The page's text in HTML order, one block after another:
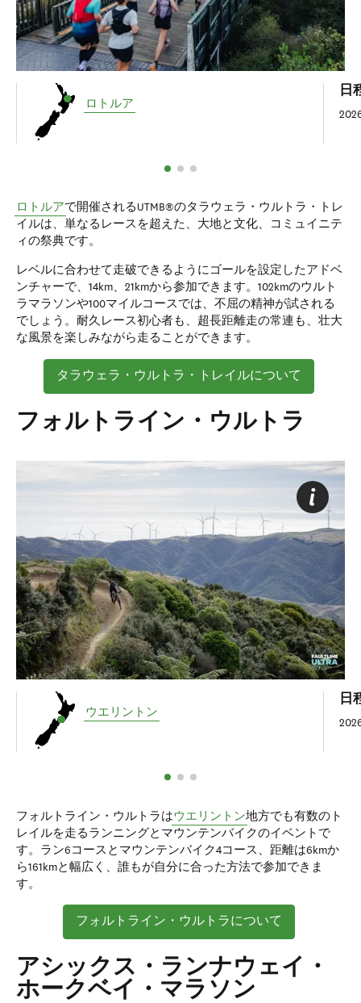
ロトルア
日
ロトルアで開催されるUTMB®のタラウェラ・ウルトラ・トレ
イルは、単なるレースを超えた、大地と文化、コミュイニテ
ィの祭典です。
レベルに合わせて走破できるようにゴールを設定したアドベ
ンチャーで、14km、21kmから参加できます。102kmのウルト
ラマラソンや100マイルコースでは、不屈の精神が試される
でしょう。耐久レース初心者も、超長距離走の常連も、壮大
な風景を楽しみながら走ることができます。
タラウェラ・ウルトラ・トレイルについて
フォルトライン・ウルトラ
ウエリントン
日
フォルトライン・ウルトラはウエリントン地方でも有数のト
レイルを走るランニングとマウンテンバイクのイベントで
す。ラン6コースとマウンテンバイク4コース、距離は6kmか
ら161kmと幅広く、誰もが自分に合った方法で参加できま
す。
フォルトライン・ウルトラについて
アシックス・ランナウェイ・
ホークベイ・マラソン